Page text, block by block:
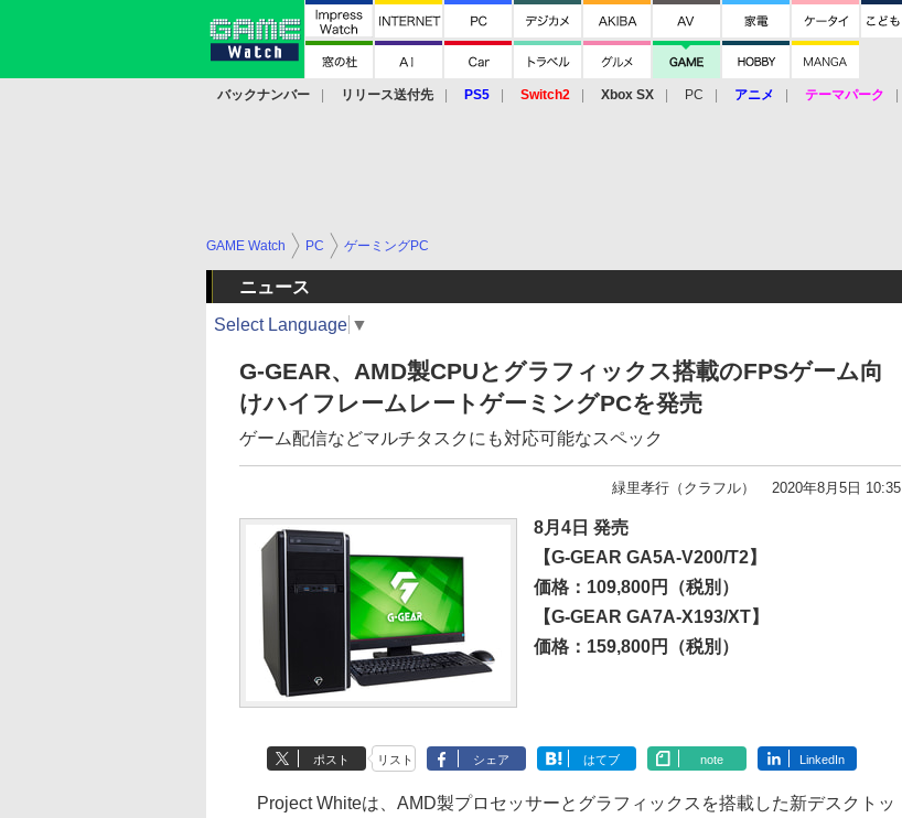
バックナンバー リリース送付先 PS5 Switch2 Xbox SX PC アニメ テーマパーク
GAME Watch PC ゲーミングPC
ニュース
Select Language ▼
G-GEAR、AMD製CPUとグラフィックス搭載のFPSゲーム向
けハイフレームレートゲーミングPCを発売
ゲーム配信などマルチタスクにも対応可能なスペック
緑里孝行（クラフル） 2020年8月5日 10:35
8月4日 発売
【G-GEAR GA5A-V200/T2】
価格：109,800円（税別）
【G-GEAR GA7A-X193/XT】
価格：159,800円（税別）
ポスト リスト シェア はてブ note LinkedIn
Project Whiteは、AMD製プロセッサーとグラフィックスを搭載した新デスクトッ